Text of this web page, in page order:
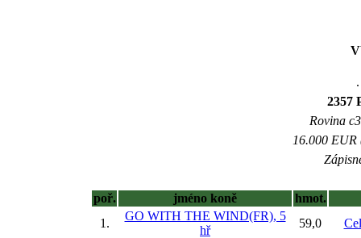
2357
Rovina
16.000 EUR
poř. jméno koně
hmot.
1.
GO WITH THE WIND(FR), 5
hř
59,0